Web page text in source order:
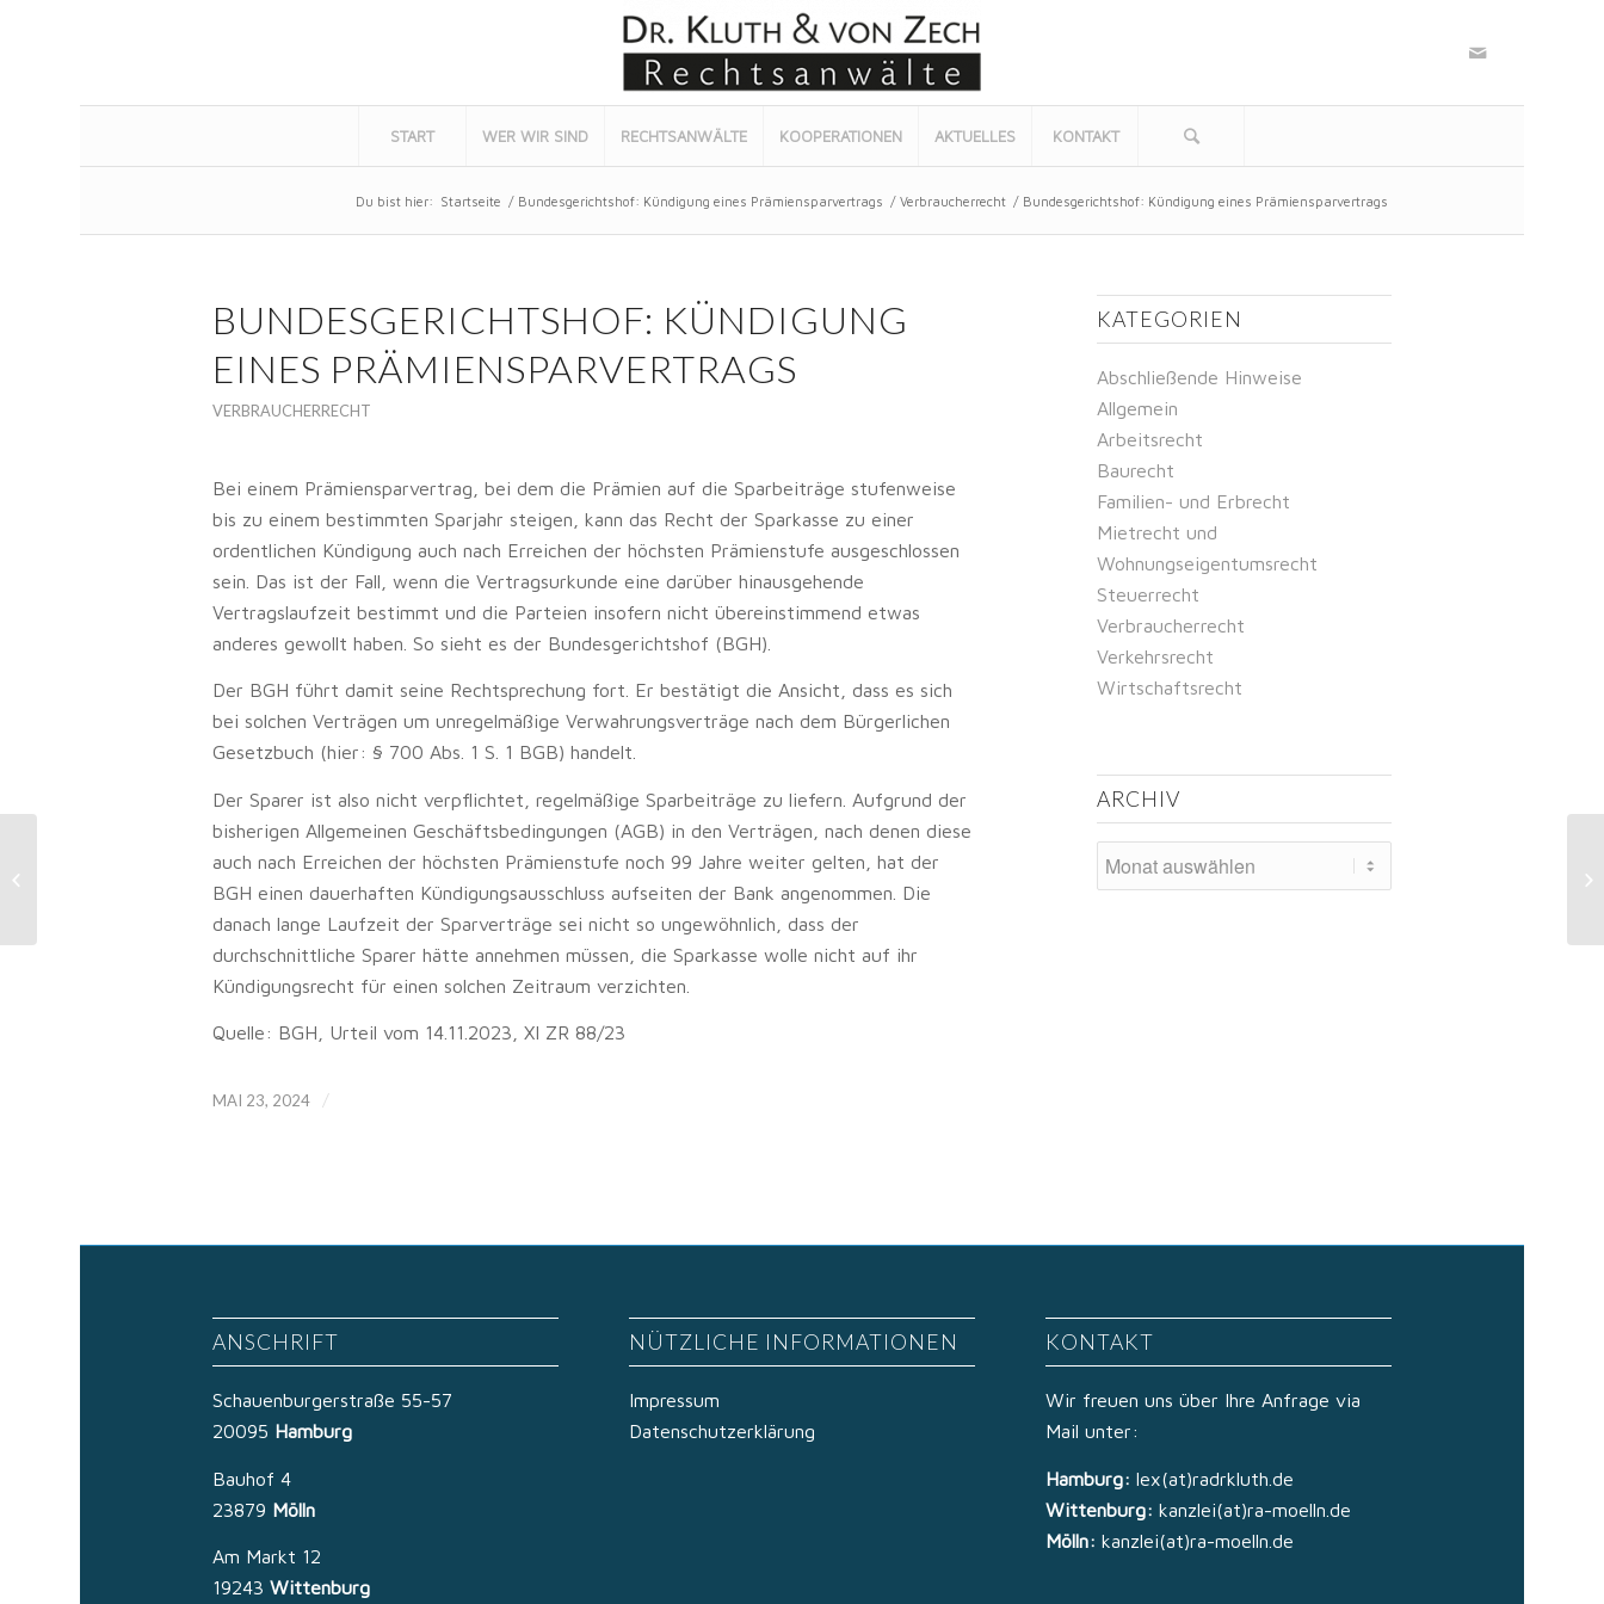
START WER WIR SIND RECHTSANWÄLTE KOOPERATIONEN AKTUELLES KONTAKT
Du bist hier: Startseite / Bundesgerichtshof: Kündigung eines Prämiensparvertrags / Verbraucherrecht / Bundesgerichtshof: Kündigung eines Prämiensparvertrags
BUNDESGERICHTSHOF: KÜNDIGUNG
EINES PRÄMIENSPARVERTRAGS
VERBRAUCHERRECHT
Bei einem Prämiensparvertrag, bei dem die Prämien auf die Sparbeiträge stufenweise
bis zu einem bestimmten Sparjahr steigen, kann das Recht der Sparkasse zu einer
ordentlichen Kündigung auch nach Erreichen der höchsten Prämienstufe ausgeschlossen
sein. Das ist der Fall, wenn die Vertragsurkunde eine darüber hinausgehende
Vertragslaufzeit bestimmt und die Parteien insofern nicht übereinstimmend etwas
anderes gewollt haben. So sieht es der Bundesgerichtshof (BGH).
Der BGH führt damit seine Rechtsprechung fort. Er bestätigt die Ansicht, dass es sich
bei solchen Verträgen um unregelmäßige Verwahrungsverträge nach dem Bürgerlichen
Gesetzbuch (hier: § 700 Abs. 1 S. 1 BGB) handelt.
Der Sparer ist also nicht verpflichtet, regelmäßige Sparbeiträge zu liefern. Aufgrund der
bisherigen Allgemeinen Geschäftsbedingungen (AGB) in den Verträgen, nach denen diese
auch nach Erreichen der höchsten Prämienstufe noch 99 Jahre weiter gelten, hat der
BGH einen dauerhaften Kündigungsausschluss aufseiten der Bank angenommen. Die
danach lange Laufzeit der Sparverträge sei nicht so ungewöhnlich, dass der
durchschnittliche Sparer hätte annehmen müssen, die Sparkasse wolle nicht auf ihr
Kündigungsrecht für einen solchen Zeitraum verzichten.
Quelle: BGH, Urteil vom 14.11.2023, XI ZR 88/23
MAI 23, 2024 /
KATEGORIEN
Abschließende Hinweise
Allgemein
Arbeitsrecht
Baurecht
Familien- und Erbrecht
Mietrecht und
Wohnungseigentumsrecht
Steuerrecht
Verbraucherrecht
Verkehrsrecht
Wirtschaftsrecht
ARCHIV
ANSCHRIFT
Schauenburgerstraße 55-57
20095 Hamburg
Bauhof 4
23879 Mölln
Am Markt 12
19243 Wittenburg
NÜTZLICHE INFORMATIONEN
Impressum
Datenschutzerklärung
KONTAKT
Wir freuen uns über Ihre Anfrage via
Mail unter:
Hamburg: lex(at)radrkluth.de
Wittenburg: kanzlei(at)ra-moelln.de
Mölln: kanzlei(at)ra-moelln.de
Nachbarrecht: Anspruch auf
wegen „Treu und Glauben“...